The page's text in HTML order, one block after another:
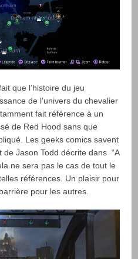
que l’histoire du jeu
de l’univers du chevalier
fait référence à un
de Red Hood sans que
Les geeks comics savent
de Jason Todd décrite dans “A
ne sera pas le cas de tout le
références. Un plaisir pour
pour les autres.